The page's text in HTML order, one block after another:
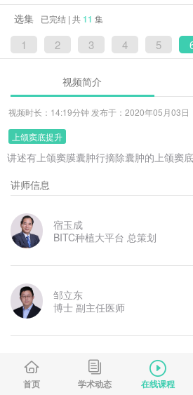
选集 已完结 | 共11 集
1 2 3 4 5
视频简介
视频时长：14:19分钟 发布于：2020年05月03日
上颌窦底提升
讲述有上颌窦膜囊肿行摘除囊肿的上颌窦
讲师信息
宿玉成
BITC种植大平台 总策划
邹立东
博士 副主任医师
首页 学术动态 在线课程